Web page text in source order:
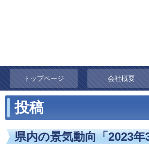
トップページ 会社概要
投稿
県内の景気動向「2023